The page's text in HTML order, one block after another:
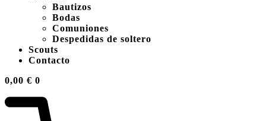
Bautizos
Bodas
Comuniones
Despedidas de soltero
Scouts
Contacto
0,00 € 0